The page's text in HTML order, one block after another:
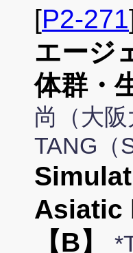
[P2-271
エージ
体群・
尚（大
TANG（
Asiatic
【B】